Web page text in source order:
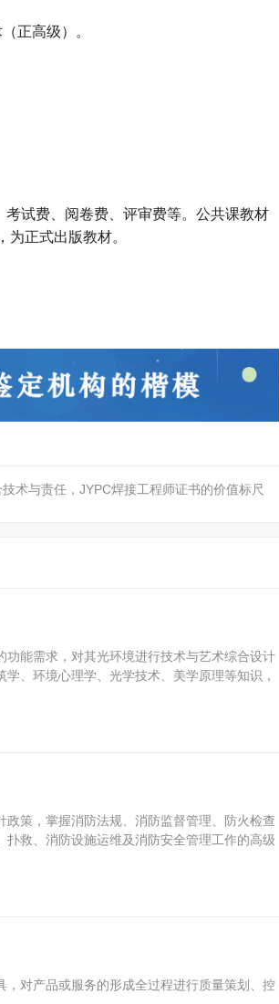
正高级）。
试费、阅卷费、评审费等。公共课教材
为正式出版教材。
术与责任，JYPC焊接工程师证书的价值标尺
功能需求，对其光环境进行技术与艺术综合设计
、环境心理学、光学技术、美学原理等知识，
照明设备选型、供
策，掌握消防法规、消防监督管理、防火检查
救、消防设施运维及消防安全管理工作的高级
，对产品或服务的形成全过程进行质量策划、控